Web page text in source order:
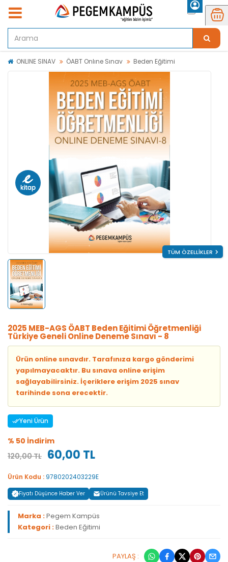
ONLINE SINAV ÖABT Onlıne Sınav Beden Eğitimi
TÜM ÖZELLİKLER
2025 MEB-AGS ÖABT Beden Eğitimi Öğretmenliği
Türkiye Geneli Online Deneme Sınavı - 8
Ürün online sınavdır. Tarafınıza kargo gönderimi
yapılmayacaktır. Bu sınava online erişim
sağlayabilirsiniz. İçeriklere erişim 2025 sınav
tarihinde sona erecektir.
Yeni Ürün
% 50 İndirim
120,00 TL 60,00 TL
Ürün Kodu : 9780202403229E
Fiyatı Düşünce Haber Ver Ürünü Tavsiye Et
Marka :Pegem Kampüs
Kategori :Beden Eğitimi
PAYLAŞ :